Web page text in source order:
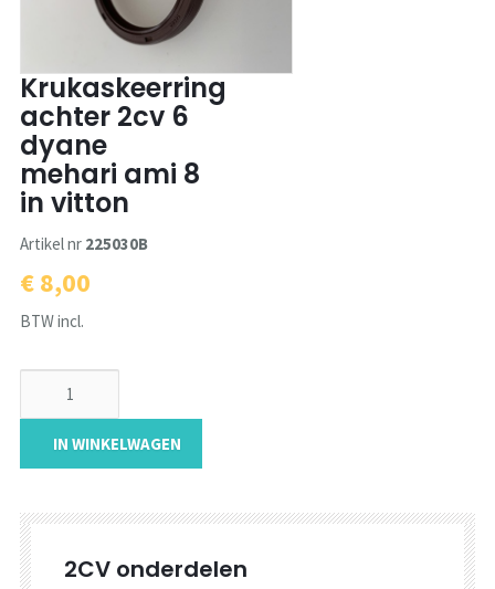
Krukaskeerring
achter 2cv 6
dyane
mehari ami 8
in vitton
Artikel nr 225030B
€ 8,00
BTW incl.
IN WINKELWAGEN
2CV onderdelen